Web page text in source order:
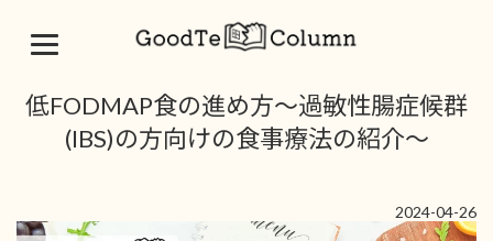
低FODMAP食の進め方～過敏性腸症候群
(IBS)の方向けの食事療法の紹介～
2024-04-26